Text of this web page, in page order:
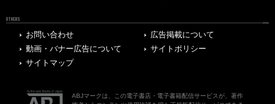
OTHERS
お問い合わせ
広告掲載について
動画・バナー広告について
サイトポリシー
サイトマップ
ABJマークは、この電子書店・電子書籍配信サービスが、著作